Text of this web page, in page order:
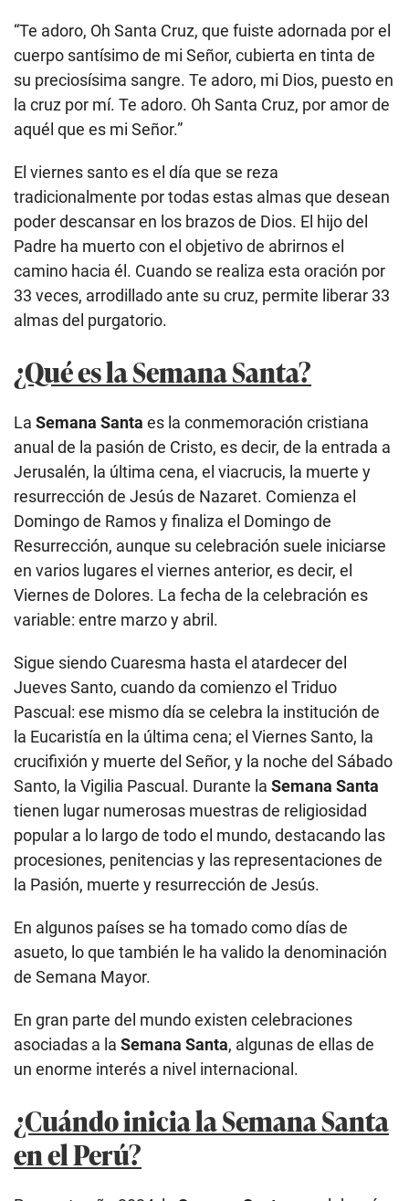
“Te adoro, Oh Santa Cruz, que fuiste adornada por el
cuerpo santísimo de mi Señor, cubierta en tinta de
su preciosísima sangre. Te adoro, mi Dios, puesto en
la cruz por mí. Te adoro. Oh Santa Cruz, por amor de
aquél que es mi Señor.”
El viernes santo es el día que se reza
tradicionalmente por todas estas almas que desean
poder descansar en los brazos de Dios. El hijo del
Padre ha muerto con el objetivo de abrirnos el
camino hacia él. Cuando se realiza esta oración por
33 veces, arrodillado ante su cruz, permite liberar 33
almas del purgatorio.
¿Qué es la Semana Santa?
La Semana Santa es la conmemoración cristiana
anual de la pasión de Cristo, es decir, de la entrada a
Jerusalén, la última cena, el viacrucis, la muerte y
resurrección de Jesús de Nazaret. Comienza el
Domingo de Ramos y finaliza el Domingo de
Resurrección, aunque su celebración suele iniciarse
en varios lugares el viernes anterior, es decir, el
Viernes de Dolores. La fecha de la celebración es
variable: entre marzo y abril.
Sigue siendo Cuaresma hasta el atardecer del
Jueves Santo, cuando da comienzo el Triduo
Pascual: ese mismo día se celebra la institución de
la Eucaristía en la última cena; el Viernes Santo, la
crucifixión y muerte del Señor, y la noche del Sábado
Santo, la Vigilia Pascual. Durante la Semana Santa
tienen lugar numerosas muestras de religiosidad
popular a lo largo de todo el mundo, destacando las
procesiones, penitencias y las representaciones de
la Pasión, muerte y resurrección de Jesús.
En algunos países se ha tomado como días de
asueto, lo que también le ha valido la denominación
de Semana Mayor.
En gran parte del mundo existen celebraciones
asociadas a la Semana Santa, algunas de ellas de
un enorme interés a nivel internacional.
¿Cuándo inicia la Semana Santa
en el Perú?